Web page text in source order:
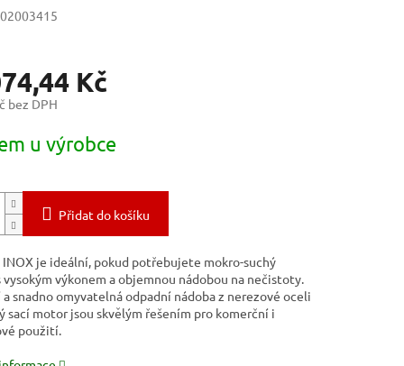
Kč
bez DPH
u výrobce
Přidat do košíku
INOX je ideální, pokud potřebujete mokro-suchý
vysokým výkonem a objemnou nádobou na nečistoty.
snadno omyvatelná odpadní nádoba z nerezové oceli
sací motor jsou skvělým řešením pro komerční i
použití.